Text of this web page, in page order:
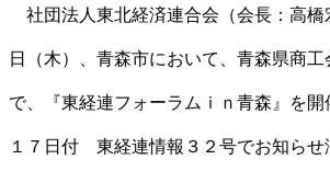
社団法人東北経済連合会（会長：高橋
日（木）、青森市において、青森県商
で、『東経連フォーラムｉｎ青森』を開
１７日付 東経連情報３２号でお知らせ